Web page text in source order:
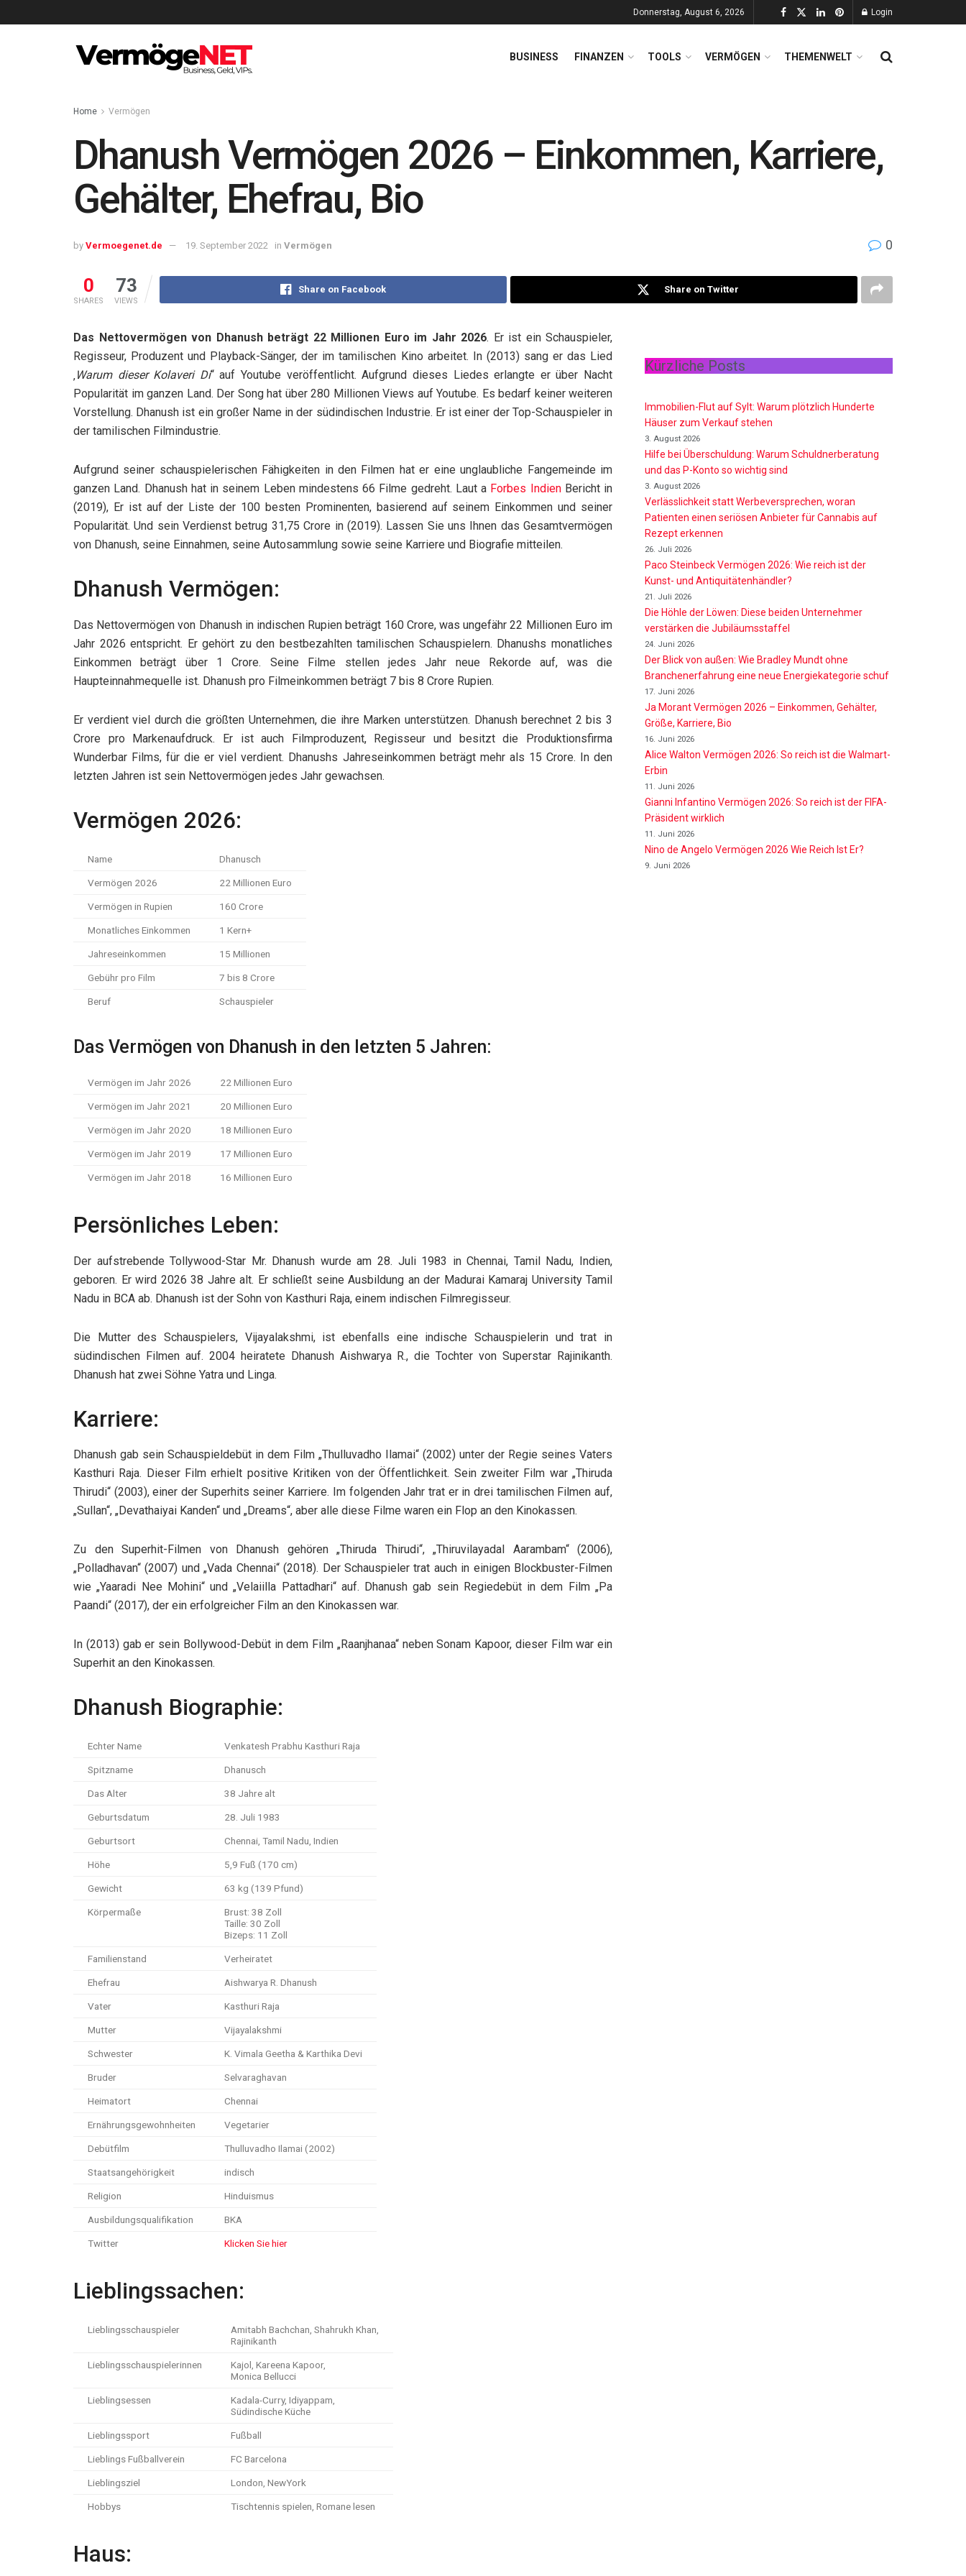
Donnerstag, August 6, 2026 Login
BUSINESS FINANZEN TOOLS VERMÖGEN THEMENWELT
Home Vermögen
Dhanush Vermögen 2026 – Einkommen, Karriere,
Gehälter, Ehefrau, Bio
by Vermoegenet.de 19. September 2022 in Vermögen 0
0
SHARES
73
VIEWS
Share on Facebook Share on Twitter
Das Nettovermögen von Dhanush beträgt 22 Millionen Euro im Jahr 2026. Er ist ein Schauspieler,
Regisseur, Produzent und Playback-Sänger, der im tamilischen Kino arbeitet. In (2013) sang er das Lied
‚Warum dieser Kolaveri Di“ auf Youtube veröffentlicht. Aufgrund dieses Liedes erlangte er über Nacht
Popularität im ganzen Land. Der Song hat über 280 Millionen Views auf Youtube. Es bedarf keiner weiteren
Vorstellung. Dhanush ist ein großer Name in der südindischen Industrie. Er ist einer der Top-Schauspieler in
der tamilischen Filmindustrie.
Aufgrund seiner schauspielerischen Fähigkeiten in den Filmen hat er eine unglaubliche Fangemeinde im
ganzen Land. Dhanush hat in seinem Leben mindestens 66 Filme gedreht. Laut a Forbes IndienBericht in
(2019), Er ist auf der Liste der 100 besten Prominenten, basierend auf seinem Einkommen und seiner
Popularität. Und sein Verdienst betrug 31,75 Crore in (2019). Lassen Sie uns Ihnen das Gesamtvermögen
von Dhanush, seine Einnahmen, seine Autosammlung sowie seine Karriere und Biografie mitteilen.
Dhanush Vermögen:
Das Nettovermögen von Dhanush in indischen Rupien beträgt 160 Crore, was ungefähr 22 Millionen Euro im
Jahr 2026 entspricht. Er gehört zu den bestbezahlten tamilischen Schauspielern. Dhanushs monatliches
Einkommen beträgt über 1 Crore. Seine Filme stellen jedes Jahr neue Rekorde auf, was die
Haupteinnahmequelle ist. Dhanush pro Filmeinkommen beträgt 7 bis 8 Crore Rupien.
Er verdient viel durch die größten Unternehmen, die ihre Marken unterstützen. Dhanush berechnet 2 bis 3
Crore pro Markenaufdruck. Er ist auch Filmproduzent, Regisseur und besitzt die Produktionsfirma
Wunderbar Films, für die er viel verdient. Dhanushs Jahreseinkommen beträgt mehr als 15 Crore. In den
letzten Jahren ist sein Nettovermögen jedes Jahr gewachsen.
Vermögen 2026:
Name Dhanusch
Vermögen 2026 22 Millionen Euro
Vermögen in Rupien 160 Crore
Monatliches Einkommen 1 Kern+
Jahreseinkommen 15 Millionen
Gebühr pro Film 7 bis 8 Crore
Beruf Schauspieler
Das Vermögen von Dhanush in den letzten 5 Jahren:
Vermögen im Jahr 2026 22 Millionen Euro
Vermögen im Jahr 2021 20 Millionen Euro
Vermögen im Jahr 2020 18 Millionen Euro
Vermögen im Jahr 2019 17 Millionen Euro
Vermögen im Jahr 2018 16 Millionen Euro
Persönliches Leben:
Der aufstrebende Tollywood-Star Mr. Dhanush wurde am 28. Juli 1983 in Chennai, Tamil Nadu, Indien,
geboren. Er wird 2026 38 Jahre alt. Er schließt seine Ausbildung an der Madurai Kamaraj University Tamil
Nadu in BCA ab. Dhanush ist der Sohn von Kasthuri Raja, einem indischen Filmregisseur.
Die Mutter des Schauspielers, Vijayalakshmi, ist ebenfalls eine indische Schauspielerin und trat in
südindischen Filmen auf. 2004 heiratete Dhanush Aishwarya R., die Tochter von Superstar Rajinikanth.
Dhanush hat zwei Söhne Yatra und Linga.
Karriere:
Dhanush gab sein Schauspieldebüt in dem Film „Thulluvadho Ilamai“ (2002) unter der Regie seines Vaters
Kasthuri Raja. Dieser Film erhielt positive Kritiken von der Öffentlichkeit. Sein zweiter Film war „Thiruda
Thirudi“ (2003), einer der Superhits seiner Karriere. Im folgenden Jahr trat er in drei tamilischen Filmen auf,
„Sullan“, „Devathaiyai Kanden“ und „Dreams“, aber alle diese Filme waren ein Flop an den Kinokassen.
Zu den Superhit-Filmen von Dhanush gehören „Thiruda Thirudi“, „Thiruvilayadal Aarambam“ (2006),
„Polladhavan“ (2007) und „Vada Chennai“ (2018). Der Schauspieler trat auch in einigen Blockbuster-Filmen
wie „Yaaradi Nee Mohini“ und „Velaiilla Pattadhari“ auf. Dhanush gab sein Regiedebüt in dem Film „Pa
Paandi“ (2017), der ein erfolgreicher Film an den Kinokassen war.
In (2013) gab er sein Bollywood-Debüt in dem Film „Raanjhanaa“ neben Sonam Kapoor, dieser Film war ein
Superhit an den Kinokassen.
Dhanush Biographie:
Echter Name Venkatesh Prabhu Kasthuri Raja
Spitzname Dhanusch
Das Alter 38 Jahre alt
Geburtsdatum 28. Juli 1983
Geburtsort Chennai, Tamil Nadu, Indien
Höhe 5,9 Fuß (170 cm)
Gewicht 63 kg (139 Pfund)
Körpermaße
Brust: 38 Zoll
Taille: 30 Zoll
Bizeps: 11 Zoll
Familienstand Verheiratet
Ehefrau Aishwarya R. Dhanush
Vater Kasthuri Raja
Mutter Vijayalakshmi
Schwester K. Vimala Geetha & Karthika Devi
Bruder Selvaraghavan
Heimatort Chennai
Ernährungsgewohnheiten Vegetarier
Debütfilm Thulluvadho Ilamai (2002)
Staatsangehörigkeit indisch
Religion Hinduismus
Ausbildungsqualifikation BKA
Twitter Klicken Sie hier
Lieblingssachen:
Lieblingsschauspieler
Amitabh Bachchan, Shahrukh Khan,
Rajinikanth
Lieblingsschauspielerinnen
Kajol, Kareena Kapoor,
Monica Bellucci
Lieblingsessen
Kadala-Curry, Idiyappam,
Südindische Küche
Lieblingssport Fußball
Lieblings Fußballverein FC Barcelona
Lieblingsziel London, NewYork
Hobbys Tischtennis spielen, Romane lesen
Haus:
Kürzliche Posts
Immobilien-Flut auf Sylt: Warum plötzlich Hunderte
Häuser zum Verkauf stehen
3. August 2026
Hilfe bei Überschuldung: Warum Schuldnerberatung
und das P-Konto so wichtig sind
3. August 2026
Verlässlichkeit statt Werbeversprechen, woran
Patienten einen seriösen Anbieter für Cannabis auf
Rezept erkennen
26. Juli 2026
Paco Steinbeck Vermögen 2026: Wie reich ist der
Kunst- und Antiquitätenhändler?
21. Juli 2026
Die Höhle der Löwen: Diese beiden Unternehmer
verstärken die Jubiläumsstaffel
24. Juni 2026
Der Blick von außen: Wie Bradley Mundt ohne
Branchenerfahrung eine neue Energiekategorie schuf
17. Juni 2026
Ja Morant Vermögen 2026 – Einkommen, Gehälter,
Größe, Karriere, Bio
16. Juni 2026
Alice Walton Vermögen 2026: So reich ist die Walmart-
Erbin
11. Juni 2026
Gianni Infantino Vermögen 2026: So reich ist der FIFA-
Präsident wirklich
11. Juni 2026
Nino de Angelo Vermögen 2026 Wie Reich Ist Er?
9. Juni 2026